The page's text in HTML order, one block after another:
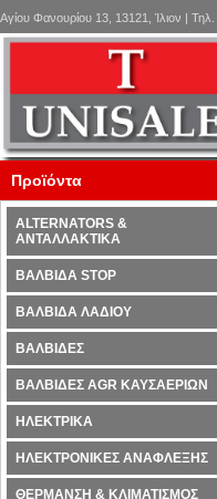
Αγίου Φανουρίου 13, 13121, Ίλιον | Τηλ.
Προϊόντα
ALTERNATORS &
ΑΝΤΑΛΛΑΚΤΙΚΑ
ΒΑΛΒΙΔΑ STOP
ΒΑΛΒΙΔΑ ΛΑΔΙΟΥ
ΒΑΛΒΙΔΕΣ
ΒΑΛΒΙΔΕΣ AGR ΚΑΥΣΑΕΡΙΩΝ
ΗΛΕΚΤΡΙΚΑ
ΗΛΕΚΤΡΟΝΙΚΕΣ ΑΝΑΦΛΕΞΗΣ
ΘΕΡΜΑΝΣΗ & ΚΛΙΜΑΤΙΣΜΟΣ